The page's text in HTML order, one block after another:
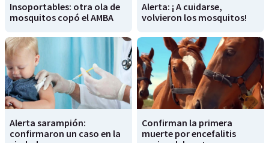
Insoportables: otra ola de
mosquitos copó el AMBA
Alerta: ¡ A cuidarse,
volvieron los mosquitos!
Alerta sarampión:
confirmaron un caso en la
Confirman la primera
muerte por encefalitis